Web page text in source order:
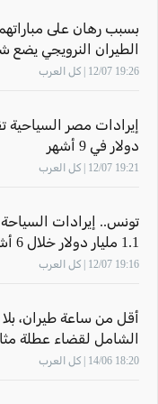
بسبب رهان على
الطيران النرويجي يضع
ويلقى رواجا
19:26 12/07 | كل العرب
دولار في 9 أشهر
19:21 12/07 | كل العرب
تونس.. إيرادات السياحة
1.1 مليار دولار خلال 6 أشهر
19:16 12/07 | كل العرب
أقل من ساعة طيران،
الشامل لقضاء عطلة
18:20 14/06 | كل العرب